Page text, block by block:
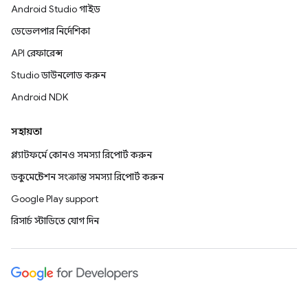
Android Studio গাইড
ডেভেলপার নির্দেশিকা
API রেফারেন্স
Studio ডাউনলোড করুন
Android NDK
সহায়তা
প্ল্যাটফর্মে কোনও সমস্যা রিপোর্ট করুন
ডকুমেন্টেশন সংক্রান্ত সমস্যা রিপোর্ট করুন
Google Play support
রিসার্চ স্টাডিতে যোগ দিন